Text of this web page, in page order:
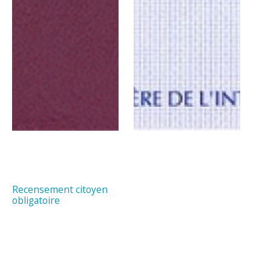
Recensement citoyen
obligatoire